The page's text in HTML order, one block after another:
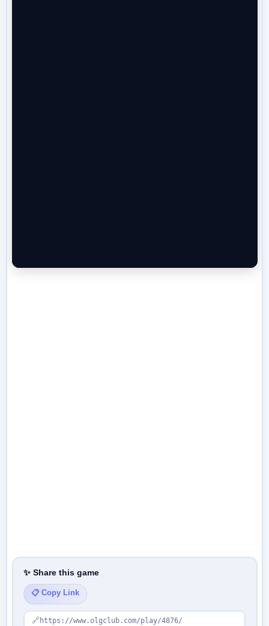
✨ Share this game
📋 Copy Link
🔗 https://www.olgclub.com/play/4876/